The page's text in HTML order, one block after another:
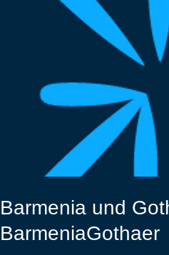
Barmenia und
BarmeniaGothaer